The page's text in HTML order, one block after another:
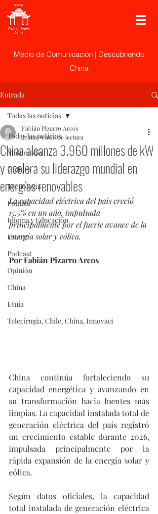
Medio de Comunicación | Descubriendo
China
Entrada
Todas las noticias
Multimedia
Cultura
Tecnología
Politica
Idioma y Educación
Latam
Podcast
Opinión
China
Etnia
Telecirugía, Chile, China, Innovaci
Todas las noticias
China alcanza 3.960 millones de kW
y acelera su liderazgo mundial en
energías renovables
Fabián Pizarro Arcos
27 may1 min de lectura
La capacidad eléctrica del país creció
15,5% en un año, impulsada
principalmente por el fuerte avance de la
energía solar y eólica.
Por Fabián Pizarro Arcos
China continúa fortaleciendo su
capacidad energética y avanzando en
su transformación hacia fuentes más
limpias. La capacidad instalada total de
generación eléctrica del país registró
un crecimiento estable durante 2026,
impulsada principalmente por la
rápida expansión de la energía solar y
eólica.
Según datos oficiales, la capacidad
total instalada de generación eléctrica